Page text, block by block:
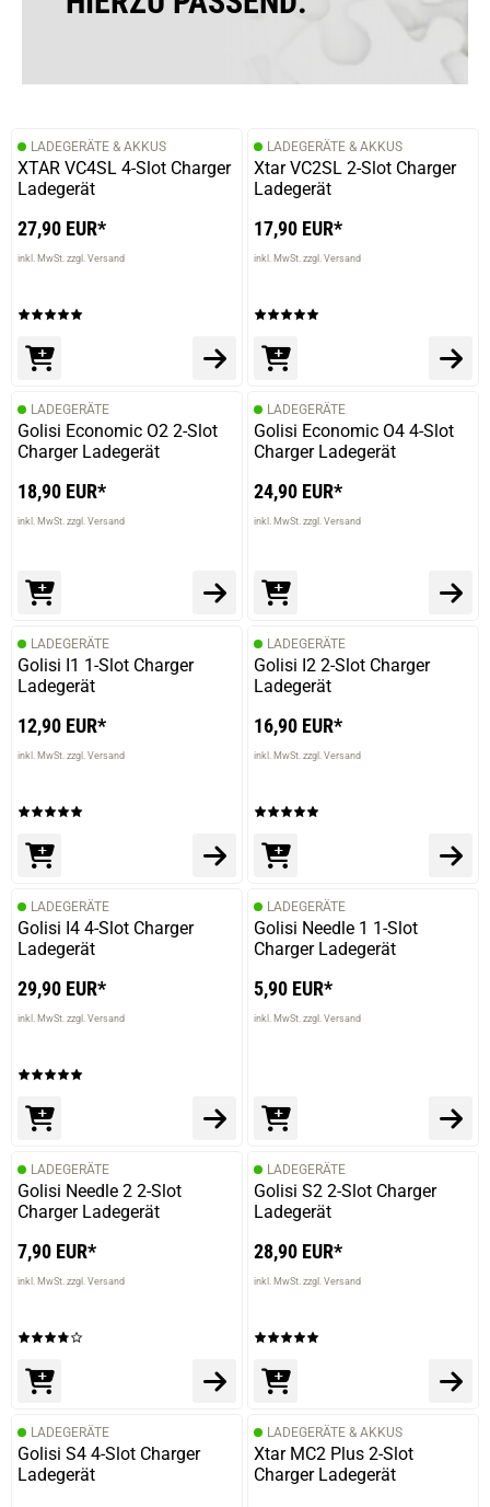
Anja S.
LADEGERÄTE & AKKUS
XTAR VC4SL 4-Slot Charger
Ladegerät
27,90 EUR*
inkl. MwSt. zzgl. Versand
LADEGERÄTE & AKKUS
Xtar VC2SL 2-Slot Charger
Ladegerät
17,90 EUR*
inkl. MwSt. zzgl. Versand
LADEGERÄTE
Golisi Economic O2 2-Slot
Charger Ladegerät
18,90 EUR*
inkl. MwSt. zzgl. Versand
LADEGERÄTE
Golisi Economic O4 4-Slot
Charger Ladegerät
24,90 EUR*
inkl. MwSt. zzgl. Versand
LADEGERÄTE
Golisi I1 1-Slot Charger
Ladegerät
12,90 EUR*
inkl. MwSt. zzgl. Versand
LADEGERÄTE
Golisi I2 2-Slot Charger
Ladegerät
16,90 EUR*
inkl. MwSt. zzgl. Versand
LADEGERÄTE
Golisi I4 4-Slot Charger
Ladegerät
29,90 EUR*
inkl. MwSt. zzgl. Versand
LADEGERÄTE
Golisi Needle 1 1-Slot
Charger Ladegerät
5,90 EUR*
inkl. MwSt. zzgl. Versand
LADEGERÄTE
Golisi Needle 2 2-Slot
Charger Ladegerät
7,90 EUR*
inkl. MwSt. zzgl. Versand
LADEGERÄTE
Golisi S2 2-Slot Charger
Ladegerät
28,90 EUR*
inkl. MwSt. zzgl. Versand
LADEGERÄTE
Golisi S4 4-Slot Charger
Ladegerät
LADEGERÄTE & AKKUS
Xtar MC2 Plus 2-Slot
Charger Ladegerät